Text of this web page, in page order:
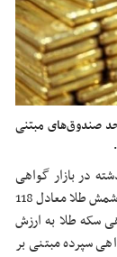
۶۵۵ میلیون و ۱۸۹هزار و ۳۴۹ واحد صندوق‌های مبتنی
در بازار گواهی‌
سپرده مبتنی بر طلا یک میلیون و 176 هزار و 381 گواهی شمش طلا معادل 118
ارزش 1.3 همت و 2 هزار و 847 گواهی سکه طلا به ارزش
سپرده مبتنی بر